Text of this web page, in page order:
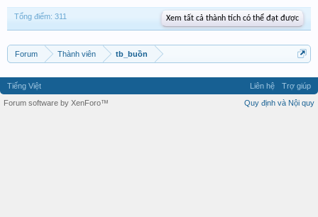
Tổng điểm: 311 Xem tất cả thành tích có thể đạt được
Forum Thành viên tb_buồn
Tiếng Việt Liên hệ
Trợ giúp
Quy định và Nội quy
Forum software by XenForo™